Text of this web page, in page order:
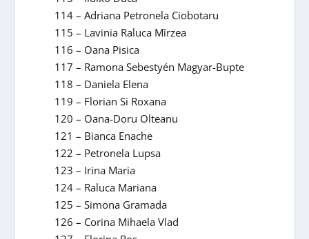
114 – Adriana Petronela Ciobotaru
115 – Lavinia Raluca Mîrzea
116 – Oana Pisica
117 – Ramona Sebestyén Magyar-Bupte
118 – Daniela Elena
119 – Florian Si Roxana
120 – Oana-Doru Olteanu
121 – Bianca Enache
122 – Petronela Lupsa
123 – Irina Maria
124 – Raluca Mariana
125 – Simona Gramada
126 – Corina Mihaela Vlad